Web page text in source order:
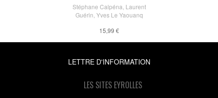
Stéphane Calpéna Laurent
Guérin Yves Le Yaouanq
15,99 €
LETTRE D'INFORMATION
LES SITES EYROLLES